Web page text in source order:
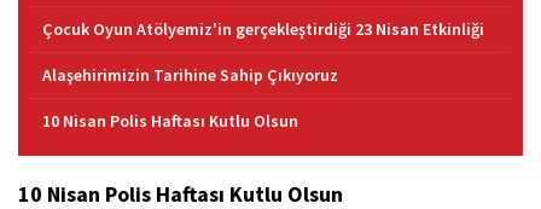
Çocuk Oyun Atölyemiz'in gerçekleştirdiği 23 Nisan Etkinliği
Alaşehirimizin Tarihine Sahip Çıkıyoruz
10 Nisan Polis Haftası Kutlu Olsun
10 Nisan Polis Haftası Kutlu Olsun